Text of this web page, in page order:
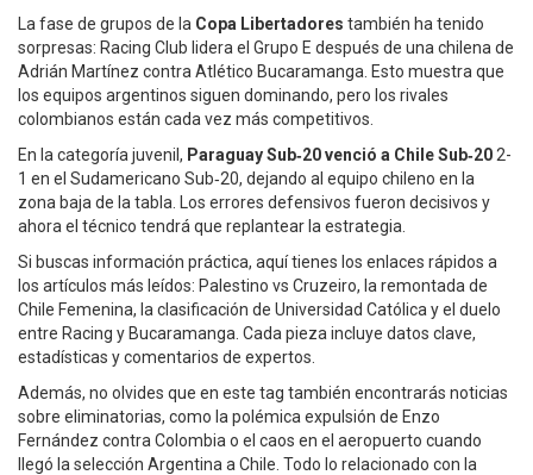
La fase de grupos de la Copa Libertadores también ha tenido
sorpresas: Racing Club lidera el Grupo E después de una chilena de
Adrián Martínez contra Atlético Bucaramanga. Esto muestra que
los equipos argentinos siguen dominando, pero los rivales
colombianos están cada vez más competitivos.
En la categoría juvenil, Paraguay Sub‑20 venció a Chile Sub‑20 2-
1 en el Sudamericano Sub‑20, dejando al equipo chileno en la
zona baja de la tabla. Los errores defensivos fueron decisivos y
ahora el técnico tendrá que replantear la estrategia.
Si buscas información práctica, aquí tienes los enlaces rápidos a
los artículos más leídos: Palestino vs Cruzeiro, la remontada de
Chile Femenina, la clasificación de Universidad Católica y el duelo
entre Racing y Bucaramanga. Cada pieza incluye datos clave,
estadísticas y comentarios de expertos.
Además, no olvides que en este tag también encontrarás noticias
sobre eliminatorias, como la polémica expulsión de Enzo
Fernández contra Colombia o el caos en el aeropuerto cuando
llegó la selección Argentina a Chile. Todo lo relacionado con la